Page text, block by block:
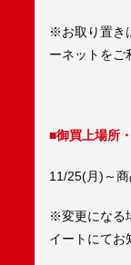
※お取り置き
ーネットをご
■御買上場所
11/25(月)～
※変更になる
イートにてお